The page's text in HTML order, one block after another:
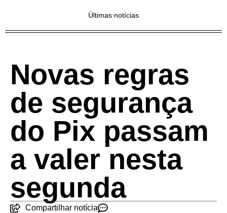
Últimas notícias
Novas regras
de segurança
do Pix passam
a valer nesta
segunda
Compartilhar notícia